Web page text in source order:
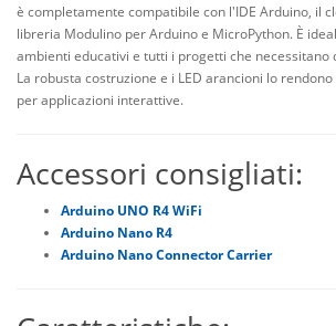
è completamente compatibile con l'IDE Arduino, il
libreria Modulino per Arduino e MicroPython. È
ambienti educativi e tutti i progetti che necessitano
La robusta costruzione e i LED arancioni lo
per applicazioni interattive.
Accessori consigliati:
Arduino UNO R4 WiFi
Arduino Nano R4
Arduino Nano Connector Carrier